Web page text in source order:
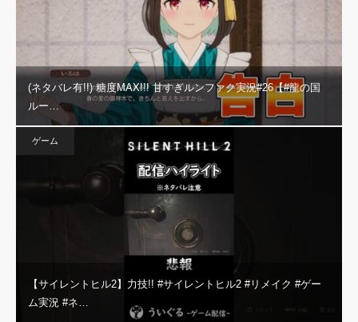
(ネタバレ有!!) 糖度MAX!!! 甘すぎルンファク実況#26【#龍の国
ルー…
ゲーム
【サイレントヒル2】力技!! #サイレントヒル2 #リメイク #ゲー
ム実況 #ネ…